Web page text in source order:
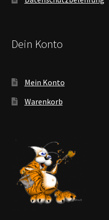
Dein Konto
Mein Konto
Warenkorb